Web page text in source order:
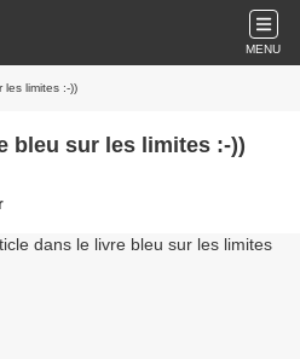
MENU
les limites :-))
bleu sur les limites :-))